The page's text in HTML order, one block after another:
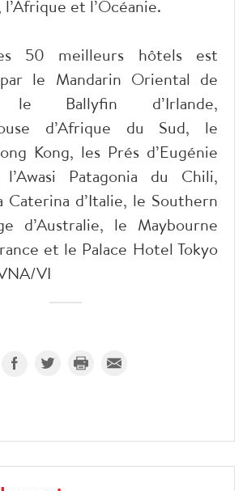
l’Afrique et l’Océanie.
50 meilleurs hôtels est
le Mandarin Oriental de
le Ballyfin d’Irlande,
d’Afrique du Sud, le
Kong, les Prés d’Eugénie
Patagonia du Chili,
Caterina d’Italie, le Southern
d’Australie, le Maybourne
et le Palace Hotel Tokyo
VI